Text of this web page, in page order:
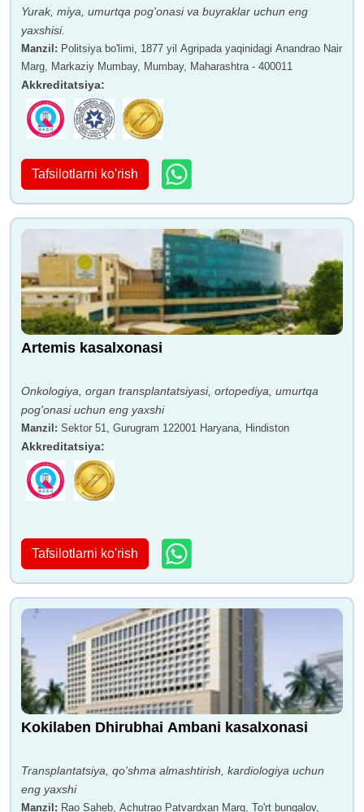
Yurak, miya, umurtqa pog'onasi va buyraklar uchun eng
yaxshisi.
Manzil : Politsiya bo'limi, 1877 yil Agripada yaqinidagi Anandrao Nair
Marg, Markaziy Mumbay, Mumbay, Maharashtra - 400011
Akkreditatsiya:
Tafsilotlarni ko'rish
Artemis kasalxonasi
Onkologiya, organ transplantatsiyasi, ortopediya, umurtqa
pog'onasi uchun eng yaxshi
Manzil : Sektor 51, Gurugram 122001 Haryana, Hindiston
Akkreditatsiya:
Tafsilotlarni ko'rish
Kokilaben Dhirubhai Ambani kasalxonasi
Transplantatsiya, qo'shma almashtirish, kardiologiya uchun
eng yaxshi
Manzil : Rao Saheb, Achutrao Patvardxan Marg, To'rt bungalov,